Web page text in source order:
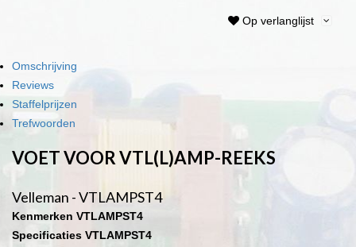
Op verlanglijst
Omschrijving
Reviews
Staffelprijzen
Trefwoorden
VOET VOOR VTL(L)AMP-REEKS
Velleman - VTLAMPST4
Kenmerken VTLAMPST4
Specificaties VTLAMPST4